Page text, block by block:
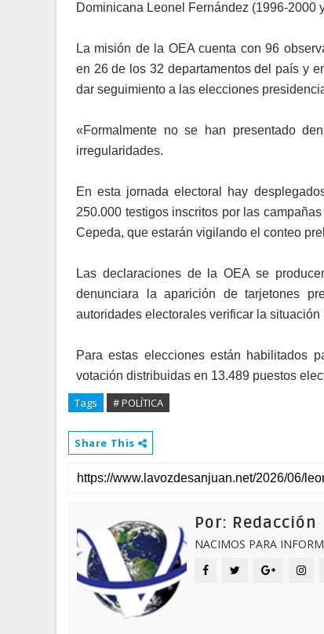
Dominicana Leonel Fernández (1996-2000
La misión de la OEA cuenta con 96
en 26 de los 32 departamentos del país y
dar seguimiento a las elecciones
«Formalmente no se han presentado
irregularidades.
En esta jornada electoral hay
250.000 testigos inscritos por las
Cepeda, que estarán vigilando el conteo
Las declaraciones de la OEA se
denunciara la aparición de tarjetones
autoridades electorales verificar la
Para estas elecciones están habilitados
votación distribuidas en 13.489 puestos
Tags # POLÍTICA
Share This
Por: Redacción
NACIMOS PARA